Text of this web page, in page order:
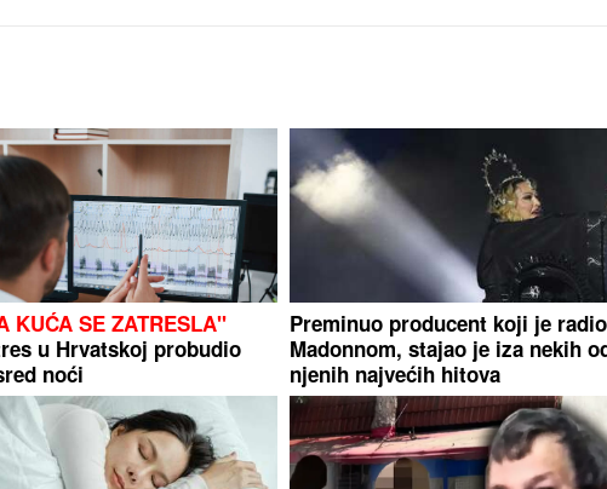
KUĆA SE ZATRESLA"
u Hrvatskoj probudio
noći
Preminuo producent koji je
Madonnom, stajao je iza nekih
njenih najvećih hitova